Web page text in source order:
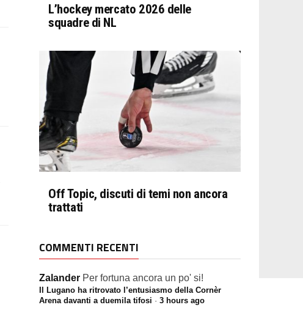
L’hockey mercato 2026 delle
squadre di NL
Off Topic, discuti di temi non ancora
trattati
COMMENTI RECENTI
Zalander Per fortuna ancora un po' si!
Il Lugano ha ritrovato l’entusiasmo della Cornèr
Arena davanti a duemila tifosi · 3 hours ago